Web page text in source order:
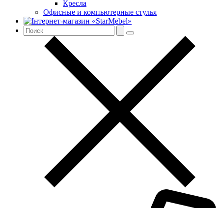
Кресла
Офисные и компьютерные стулья